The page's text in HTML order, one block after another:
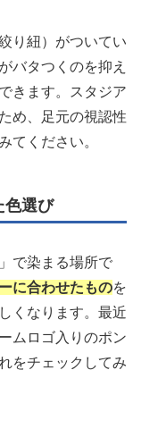
り紐）がついてい
バタつくのを抑え
きます。スタジア
め、足元の視認性
てください。
色選び
で染まる場所で
に合わせたものを
くなります。最近
ムロゴ入りのポン
をチェックしてみ